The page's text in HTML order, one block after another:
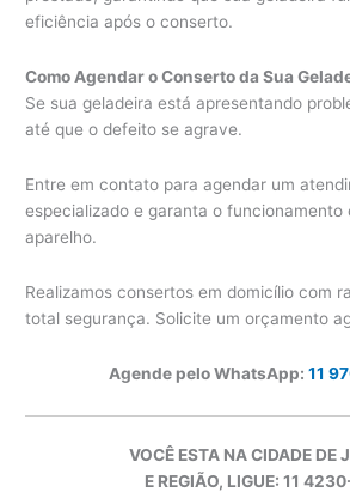
eficiência após o conserto.
Como Agendar o Conserto da Sua
Se sua geladeira está apresentando
até que o defeito se agrave.
Entre em contato para agendar um
especializado e garanta o funcionamento
aparelho.
Realizamos consertos em domicílio com
total segurança. Solicite um orçamento
Agende pelo WhatsApp: 11
VOCÊ ESTA NA CIDADE DE
E REGIÃO, LIGUE: 11